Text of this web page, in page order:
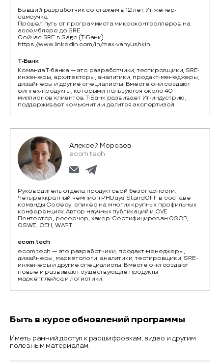
Бывший разработчик со стажем в 12 лет. Инженер-
самоучка.
Прошел путь от программиста микроконтроллеров на
ассемблере до SRE.
Сейчас SRE в Sage (Т-Банк).
https://www.linkedin.com/in/max-vanyushkin
Т-Банк
Команда Т-банка — это разработчики, тестировщики, SRE-
инженеры, архитекторы, аналитики, продакт-менеджеры,
дизайнеры и другие специалисты. Вместе они создают
финтех-продукты, которыми пользуются около 40
миллионов клиентов. Т-Банк развивает Ит-индустрию,
поддерживает комьюнити и делится экспертизой.
Алексей Морозов
ecom.tech
Руководитель отдела продуктовой безопасности.
Четырехкратный чемпион PHDays StandOFF в составе
команды Codeby, спикер на многих крупных профильных
конференциях. Автор научных публикаций и CVE.
Пентестер, ресерчер, хакер. Сертифицирован OSCP,
OSWE, CEH, WAPT.
ecom.tech
ecom.tech — это разработчики, продакт-менеджеры,
дизайнеры, маркетологи, аналитики, тестировщики, SRE-
инженеры и другие специалисты. Вместе они создают
новые и развивают существующие продукты
маркетплейса и логистики.
Быть в курсе обновлений программы
Иметь ранний доступ к расшифровкам, видео и другим
полезным материалам.